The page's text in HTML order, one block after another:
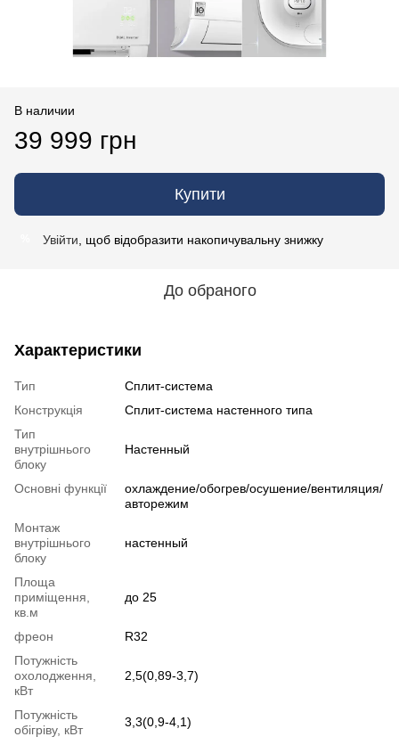
В наличии
39 999 грн
Купити
Увійти , щоб відобразити накопичувальну знижку
До обраного
Характеристики
Тип
Сплит-система
Конструкція
Cплит-система настенного типа
Тип
внутрішнього
блоку
Настенный
Основні функції
охлаждение/обогрев/осушение/вентиляция/
авторежим
Монтаж
внутрішнього
блоку
настенный
Площа
приміщення,
кв.м
до 25
фреон
R32
Потужність
охолодження,
кВт
2,5(0,89-3,7)
Потужність
обігріву, кВт
3,3(0,9-4,1)